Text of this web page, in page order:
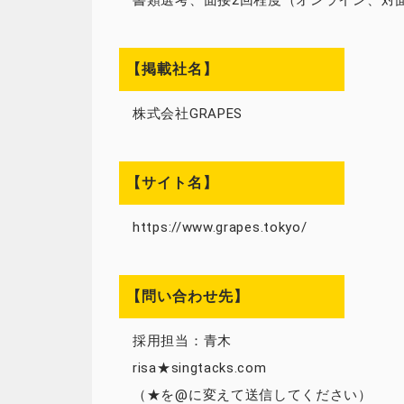
【掲載社名】
株式会社GRAPES
【サイト名】
https://www.grapes.tokyo/
【問い合わせ先】
採用担当：青木
risa★singtacks.com
（★を@に変えて送信してください）